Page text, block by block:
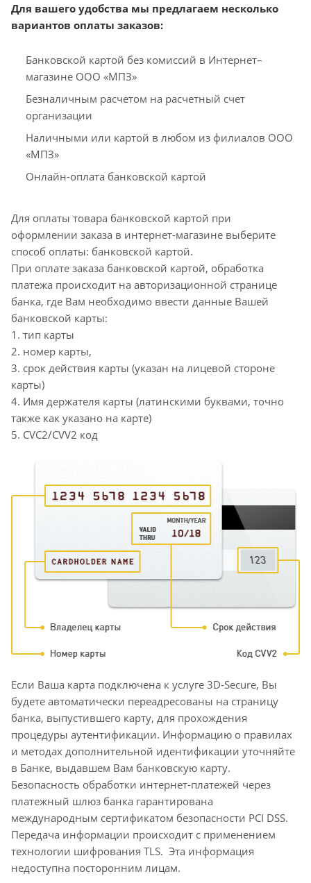
Для вашего удобства мы предлагаем несколько
вариантов оплаты заказов:
Банковской картой без комиссий в Интернет–
магазине ООО «МПЗ»
Безналичным расчетом на расчетный счет
организации
Наличными или картой в любом из филиалов ООО
«МПЗ»
Онлайн-оплата банковской картой
Для оплаты товара банковской картой при
оформлении заказа в интернет-магазине выберите
способ оплаты: банковской картой.
При оплате заказа банковской картой, обработка
платежа происходит на авторизационной странице
банка, где Вам необходимо ввести данные Вашей
банковской карты:
1. тип карты
2. номер карты,
3. срок действия карты (указан на лицевой стороне
карты)
4. Имя держателя карты (латинскими буквами, точно
также как указано на карте)
5. CVC2/CVV2 код
Если Ваша карта подключена к услуге 3D-Secure, Вы
будете автоматически переадресованы на страницу
банка, выпустившего карту, для прохождения
процедуры аутентификации. Информацию о правилах
и методах дополнительной идентификации уточняйте
в Банке, выдавшем Вам банковскую карту.
Безопасность обработки интернет-платежей через
платежный шлюз банка гарантирована
международным сертификатом безопасности PCI DSS.
Передача информации происходит с применением
технологии шифрования TLS. Эта информация
недоступна посторонним лицам.